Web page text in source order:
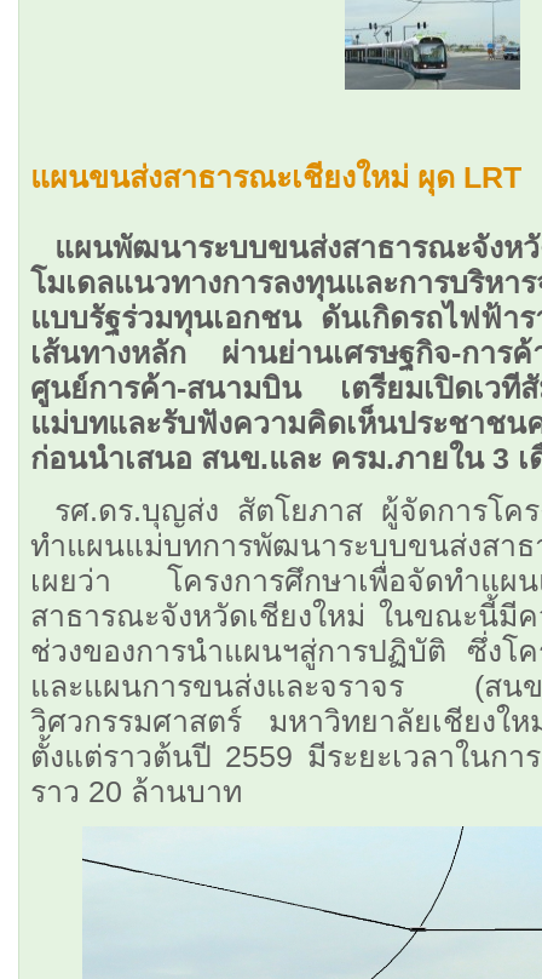
แผนขนส่งสาธารณะเชียงใหม่ ผุด LRT
แผนพัฒนาระบบขนส่งสาธารณะจังหวั
โมเดลแนวทางการลงทุนและการบริห
แบบรัฐร่วมทุนเอกชน ดันเกิดรถไฟฟ้าร
เส้นทางหลัก ผ่านย่านเศรษฐกิจ-การค้
ศูนย์การค้า-สนามบิน เตรียมเปิดเวที
แม่บทและรับฟังความคิดเห็นประชาชน
ก่อนนำเสนอ สนข.และ ครม.ภายใน 3 เ
รศ.ดร.บุญส่ง สัตโยภาส ผู้จัดการโคร
ทำแผนแม่บทการพัฒนาระบบขนส่งสา
เผยว่า โครงการศึกษาเพื่อจัดทำแผ
สาธารณะจังหวัดเชียงใหม่ ในขณะนี้มี
ช่วงของการนำแผนฯสู่การปฏิบัติ ซึ่งโ
และแผนการขนส่งและจราจร (ส
วิศวกรรมศาสตร์ มหาวิทยาลัยเชียงใ
ตั้งแต่ราวต้นปี 2559 มีระยะเวลาในก
ราว 20 ล้านบาท